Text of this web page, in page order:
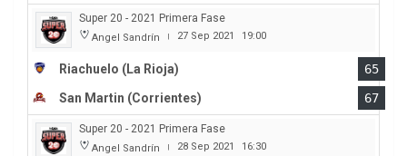
Super 20 - 2021 Primera Fase
Angel Sandrín | 27 Sep 2021 19:00
Riachuelo (La Rioja)
65
San Martin (Corrientes)
67
Super 20 - 2021 Primera Fase
Angel Sandrín | 28 Sep 2021 16:30